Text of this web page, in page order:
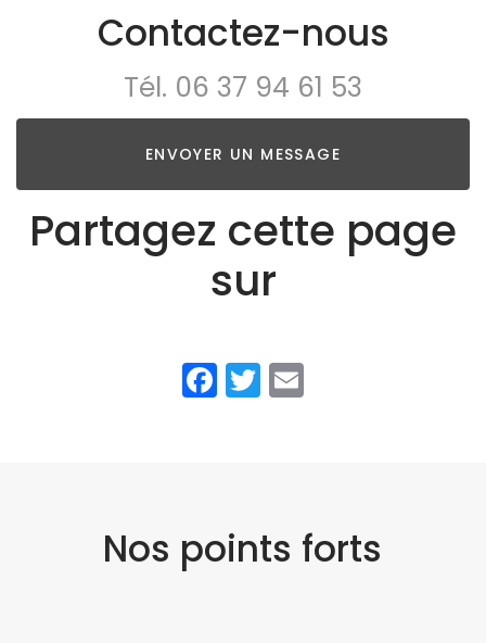
Contactez-nous
Tél. 06 37 94 61 53
ENVOYER UN MESSAGE
Partagez cette page
sur
Facebook
Twitter
Nos points forts